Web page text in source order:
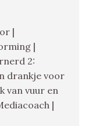
|
|
2:
drankje voor
van vuur en
|